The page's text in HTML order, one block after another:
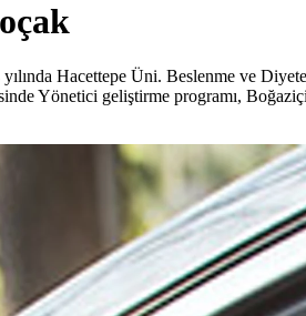
Hacettepe Üni. Beslenme ve
Yönetici geliştirme programı,